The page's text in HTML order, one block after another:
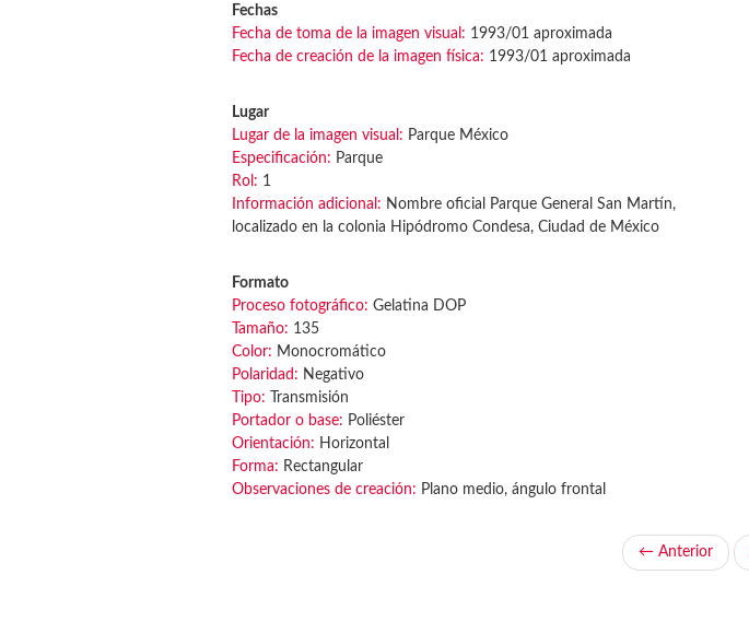
Fechas
Fecha de toma de la imagen visual: 1993/01 aproximada
Fecha de creación de la imagen física: 1993/01 aproximada
Lugar
Lugar de la imagen visual: Parque México
Especificación: Parque
Rol: 1
Información adicional: Nombre oficial Parque General San Martín,
localizado en la colonia Hipódromo Condesa, Ciudad de México
Formato
Proceso fotográfico: Gelatina DOP
Tamaño: 135
Color: Monocromático
Polaridad: Negativo
Tipo: Transmisión
Portador o base: Poliéster
Orientación: Horizontal
Forma: Rectangular
Observaciones de creación: Plano medio, ángulo frontal
← Anterior